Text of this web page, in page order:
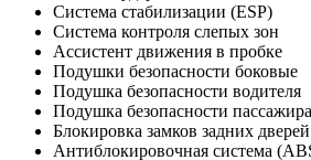
Система стабилизации (ESP)
Система контроля слепых зон
Ассистент движения в пробке
Подушки безопасности боковые
Подушка безопасности водителя
Подушка безопасности пассажира
Блокировка замков задних дверей
Антиблокировочная система